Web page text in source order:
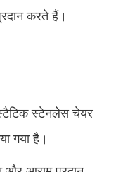
करते हैं।
स्टेनलेस चेयर
गया है।